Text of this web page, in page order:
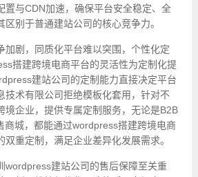
置与CDN加速，确保平台安全稳定、全
别于普通建站公司的核心竞争力。
加剧，同质化平台难以突围，个性化定
搭建跨境电商平台的灵活性为定制化提
建站公司的定制能力直接决定平台
技术有限公司拒绝模板化套用，针对不
境企业，提供专属定制服务，无论是B2B
商城，都能通过wordpress搭建跨境电商
重定制，满足企业差异化发展需求。
wordpress建站公司的售后保障至关重